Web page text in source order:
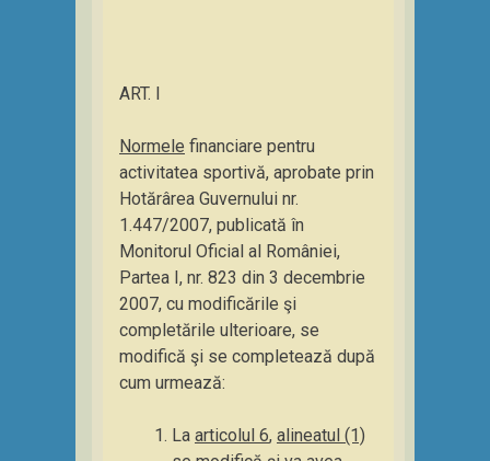
ART. I
Normele financiare pentru
activitatea sportivă, aprobate prin
Hotărârea Guvernului nr.
1.447/2007, publicată în
Monitorul Oficial al României,
Partea I, nr. 823 din 3 decembrie
2007, cu modificările şi
completările ulterioare, se
modifică şi se completează după
cum urmează:
La articolul 6, alineatul (1)